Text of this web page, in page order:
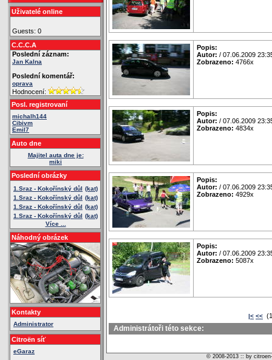
Uživatelé online
Guests: 0
C.C.C.A
Poslední záznam:
Jan Kalna
Poslední komentář:
oprava
Hodnocení:
Posl. registrovaní
michalh144
Cibivm
Emil7
Auto dne
Majitel auta dne je:
miki
Poslední obrázky
1.Sraz - Kokořínský důl (kat)
1.Sraz - Kokořínský důl (kat)
1.Sraz - Kokořínský důl (kat)
1.Sraz - Kokořínský důl (kat)
Více ...
Náhodný obrázek
Kontakty
Administrator
Citroën síť
eGaraz
Popis:
Autor: / 07.06.2009
Zobrazeno: 4766x
Popis:
Autor: / 07.06.2009
Zobrazeno: 4834x
Popis:
Autor: / 07.06.2009
Zobrazeno: 4929x
Popis:
Autor: / 07.06.2009
Zobrazeno: 5087x
|< <<
Administrátoři této sekce:
© 2008-2013 :: by